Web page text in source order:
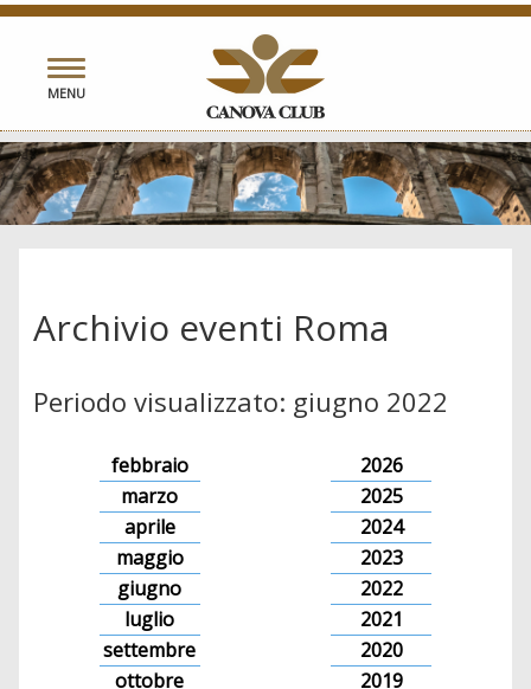
Toggle
navigation
MENU
Archivio eventi Roma
Periodo visualizzato: giugno 2022
febbraio
marzo
aprile
maggio
giugno
luglio
settembre
ottobre
2026
2025
2024
2023
2022
2021
2020
2019